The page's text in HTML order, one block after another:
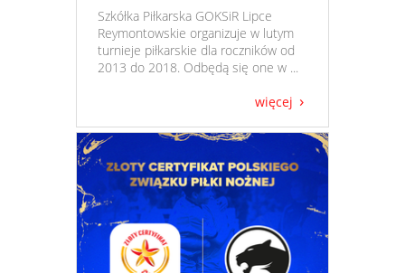
​ Szkółka Piłkarska GOKSiR Lipce
Reymontowskie organizuje w lutym
turnieje piłkarskie dla roczników od
2013 do 2018. Odbędą się one w ...
więcej